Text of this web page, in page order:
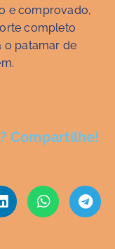
e comprovado,
completo
o patamar de
Compartilhe!